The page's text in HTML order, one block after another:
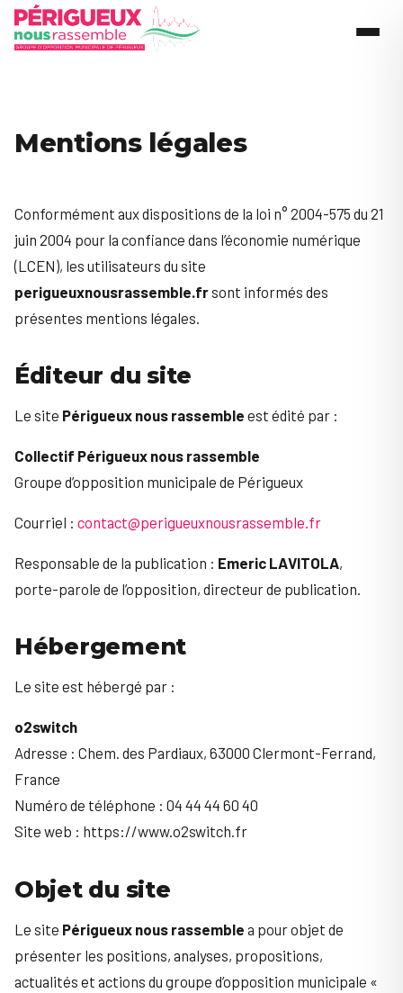
Menu
Mentions légales
Conformément aux dispositions de la loi n° 2004-575 du 21
juin 2004 pour la confiance dans l’économie numérique
(LCEN), les utilisateurs du site
perigueuxnousrassemble.frsont informés des
présentes mentions légales.
Éditeur du site
Le site Périgueux nous rassemble est édité par :
Collectif Périgueux nous rassemble
Groupe d’opposition municipale de Périgueux
Courriel : contact@perigueuxnousrassemble.fr
Responsable de la publication : Emeric LAVITOLA,
porte-parole de l’opposition, directeur de publication.
Hébergement
Le site est hébergé par :
o2switch
Adresse : Chem. des Pardiaux, 63000 Clermont-Ferrand,
France
Numéro de téléphone : 04 44 44 60 40
Site web : https://www.o2switch.fr
Objet du site
Le site Périgueux nous rassemble a pour objet de
présenter les positions, analyses, propositions,
actualités et actions du groupe d’opposition municipale «